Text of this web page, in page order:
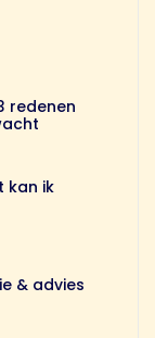
redenen
kan ik
& advies